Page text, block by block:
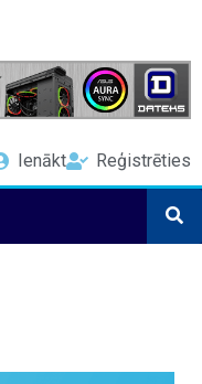
Ienākt Reģistrēties